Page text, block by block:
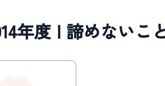
年度 | 諦めないこ